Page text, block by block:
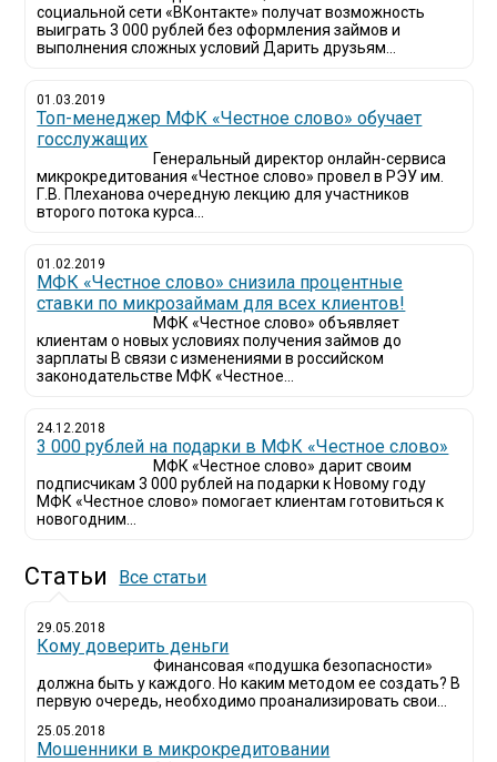
социальной сети «ВКонтакте» получат возможность
выиграть 3 000 рублей без оформления займов и
выполнения сложных условий Дарить друзьям...
01.03.2019
Топ-менеджер МФК «Честное слово» обучает
госслужащих
Генеральный директор онлайн-сервиса
микрокредитования «Честное слово» провел в РЭУ им.
Г.В. Плеханова очередную лекцию для участников
второго потока курса...
01.02.2019
МФК «Честное слово» снизила процентные
ставки по микрозаймам для всех клиентов!
МФК «Честное слово» объявляет
клиентам о новых условиях получения займов до
зарплаты В связи с изменениями в российском
законодательстве МФК «Честное...
24.12.2018
3 000 рублей на подарки в МФК «Честное слово»
МФК «Честное слово» дарит своим
подписчикам 3 000 рублей на подарки к Новому году
МФК «Честное слово» помогает клиентам готовиться к
новогодним...
Статьи Все статьи
29.05.2018
Кому доверить деньги
Финансовая «подушка безопасности»
должна быть у каждого. Но каким методом ее создать? В
первую очередь, необходимо проанализировать свои...
25.05.2018
Мошенники в микрокредитовании